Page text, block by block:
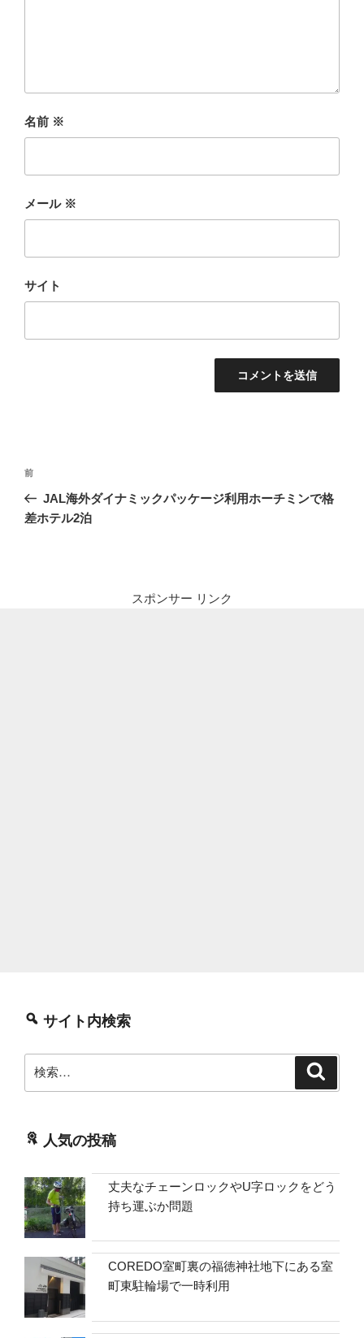
名前 ※
メール ※
サイト
投
ナ
前
の
投
前
JAL海外ダイナミックパッケージ利用ホーチミンで格
差ホテル2泊
スポンサー リンク
サイト内検索
索:
人気の投稿
丈夫なチェーンロックやU字ロックをどう
持ち運ぶか問題
COREDO室町裏の福徳神社地下にある室
町東駐輪場で一時利用